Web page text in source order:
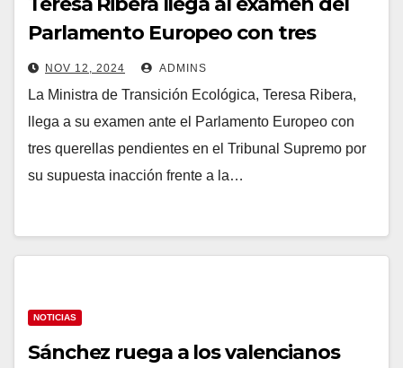
Parlamento Europeo con tres
querellas en el Supremo por la
inacción de su ministerio ante la
DANA
NOV 12, 2024 ADMINS
La Ministra de Transición Ecológica, Teresa Ribera,
llega a su examen ante el Parlamento Europeo con
tres querellas pendientes en el Tribunal Supremo por
su supuesta inacción frente a la…
NOTICIAS
Sánchez ruega a los valencianos